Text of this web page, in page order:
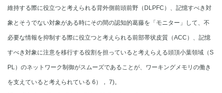
維持する際に役立つと考えられる背外側前頭前野（DLPFC）、記憶すべき対
象とそうでない対象がある時にその間の認知的葛藤を「モニター」して、不
必要な情報を抑制する際に役立つと考えられる前部帯状皮質（ACC）、記憶
すべき対象に注意を移行する役割を担っていると考えらえる頭頂小葉領域（S
PL）のネットワーク制御がスムーズであることが、ワーキングメモリの働き
を支えていると考えられている 6）， 7)。